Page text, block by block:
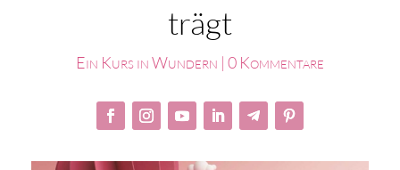
trägt
Ein Kurs in Wundern | 0 Kommentare